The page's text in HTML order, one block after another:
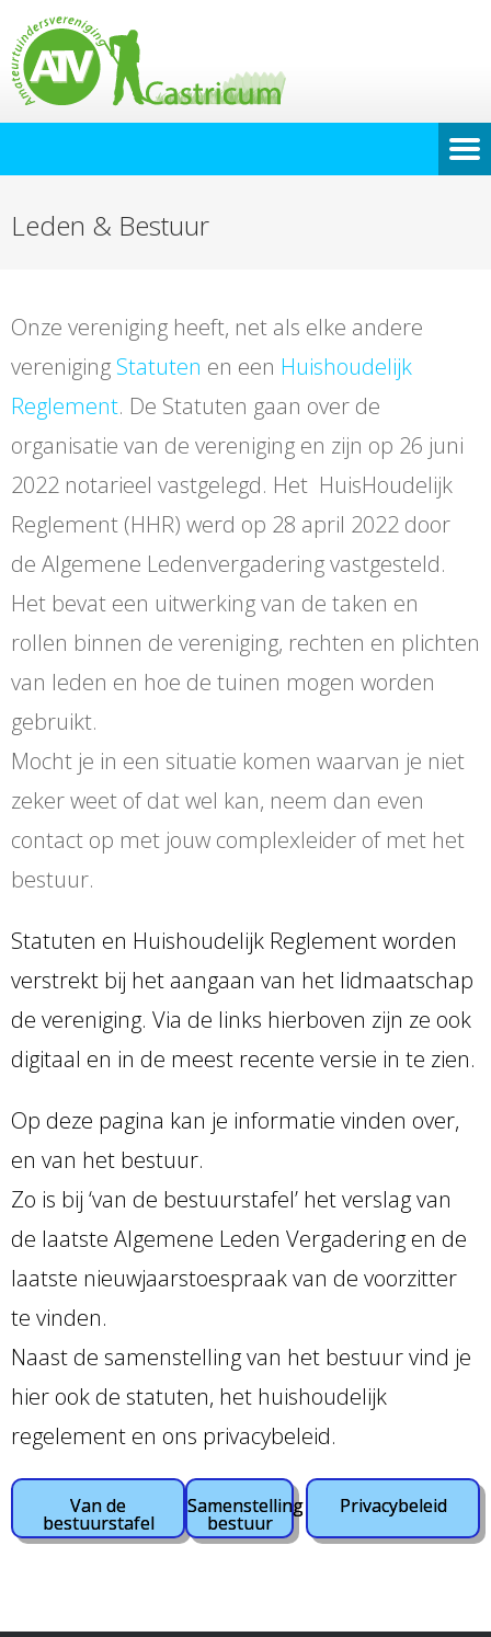
Leden & Bestuur
Onze vereniging heeft, net als elke andere
vereniging Statuten en een Huishoudelijk
Reglement. De Statuten gaan over de
organisatie van de vereniging en zijn op 26 juni
2022 notarieel vastgelegd. Het HuisHoudelijk
Reglement (HHR) werd op 28 april 2022 door
de Algemene Ledenvergadering vastgesteld.
Het bevat een uitwerking van de taken en
rollen binnen de vereniging, rechten en plichten
van leden en hoe de tuinen mogen worden
gebruikt.
Mocht je in een situatie komen waarvan je niet
zeker weet of dat wel kan, neem dan even
contact op met jouw complexleider of met het
bestuur.
Statuten en Huishoudelijk Reglement worden
verstrekt bij het aangaan van het lidmaatschap
de vereniging. Via de links hierboven zijn ze ook
digitaal en in de meest recente versie in te zien.
Op deze pagina kan je informatie vinden over,
en van het bestuur.
Zo is bij ‘van de bestuurstafel’ het verslag van
de laatste Algemene Leden Vergadering en de
laatste nieuwjaarstoespraak van de voorzitter
te vinden.
Naast de samenstelling van het bestuur vind je
hier ook de statuten, het huishoudelijk
regelement en ons privacybeleid.
Van de
bestuurstafel
Samenstelling
bestuur
Privacybeleid